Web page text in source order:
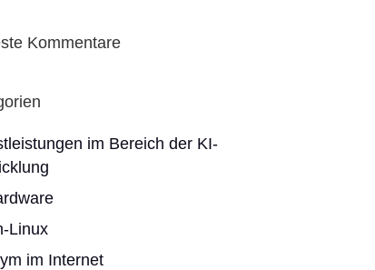
Kommentare
im Bereich der KI-
Linux
im Internet